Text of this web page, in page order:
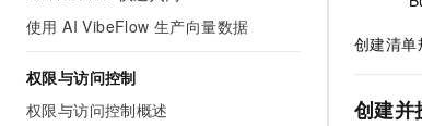
使用 AI VibeFlow 生产向量数据
权限与访问控制
权限与访问控制概述
创建清单
创建并